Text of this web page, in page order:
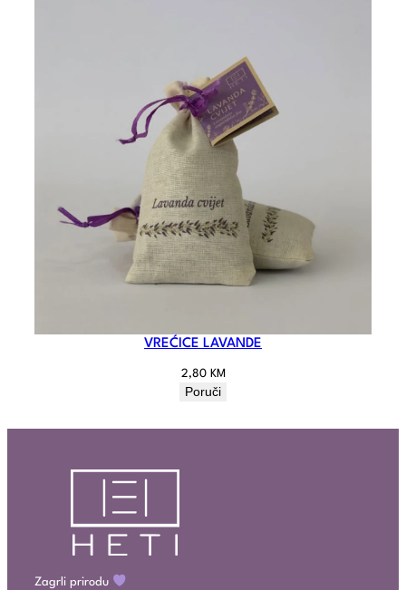
VREĆICE LAVANDE
2,80 KM
Poruči
Zagrli prirodu